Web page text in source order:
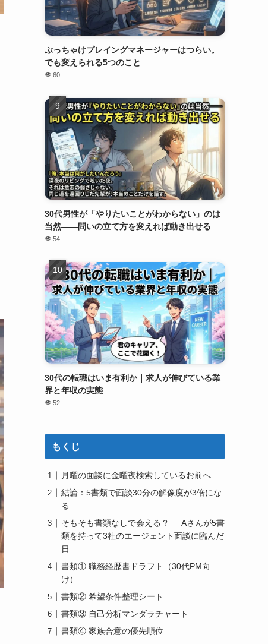
ぶっちゃけプレイングマネージャーはつらい。
でも変えられる5つのこと
60
30代男性が「やりたいことがわからない」のは
当然——問いの立て方を変えれば動き出せる
54
30代の転職はいま有利か｜求人が伸びている業
界と年収の実態
52
もくじ
月曜の面談に金曜夜検索しているお前へ
結論：5書類で面談30分の解像度が3倍にな
る
そもそも書類なしで会える？──Aさんが5書
類を持って3社のエージェント面談に臨んだ
日
書類① 職務経歴書ドラフト（30代PM向
け）
書類② 希望条件整理シート
書類③ 自己分析マンダラチャート
書類④ 家族合意の優先順位